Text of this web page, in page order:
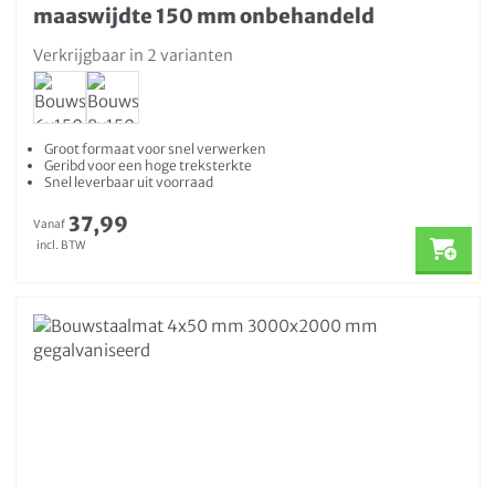
maaswijdte 150 mm onbehandeld
Verkrijgbaar in 2 varianten
Groot formaat voor snel verwerken
Geribd voor een hoge treksterkte
Snel leverbaar uit voorraad
Vanaf 37,99
incl. BTW